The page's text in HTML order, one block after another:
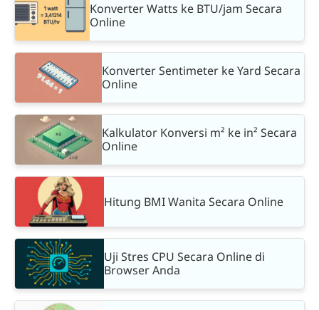
Konverter Watts ke BTU/jam Secara
Online
Konverter Sentimeter ke Yard Secara
Online
Kalkulator Konversi m² ke in² Secara
Online
Hitung BMI Wanita Secara Online
Uji Stres CPU Secara Online di
Browser Anda